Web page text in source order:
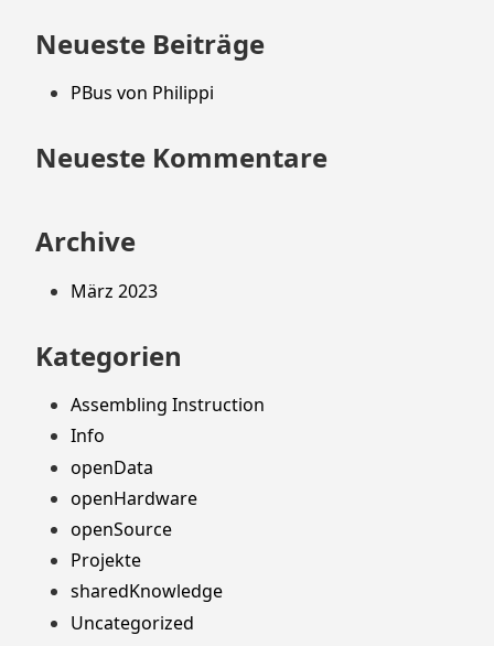
Neueste Beiträge
PBus von Philippi
Neueste Kommentare
Archive
März 2023
Kategorien
Assembling Instruction
Info
openData
openHardware
openSource
Projekte
sharedKnowledge
Uncategorized